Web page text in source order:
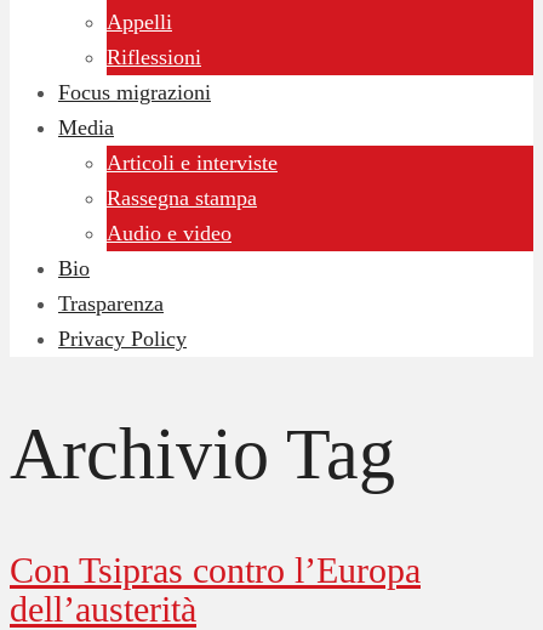
Appelli
Riflessioni
Focus migrazioni
Media
Articoli e interviste
Rassegna stampa
Audio e video
Bio
Trasparenza
Privacy Policy
Archivio Tag
Con Tsipras contro l’Europa
dell’austerità